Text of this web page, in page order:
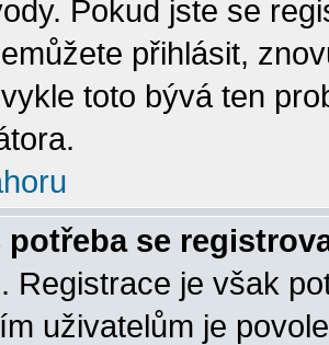
Pokud jste se
přihlásit,
toto bývá ten
potřeba se
Registrace je však
uživatelům je